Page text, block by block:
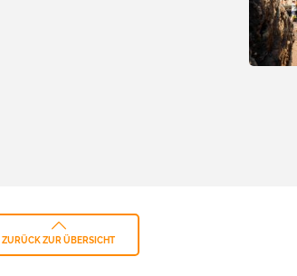
ZURÜCK ZUR ÜBERSICHT